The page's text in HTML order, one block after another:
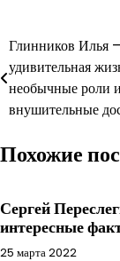
Навигация
по
записям
Глинников Илья
удивительная
необычные роли и
внушительные
Похожие
Сергей
интересные
25 марта 2022